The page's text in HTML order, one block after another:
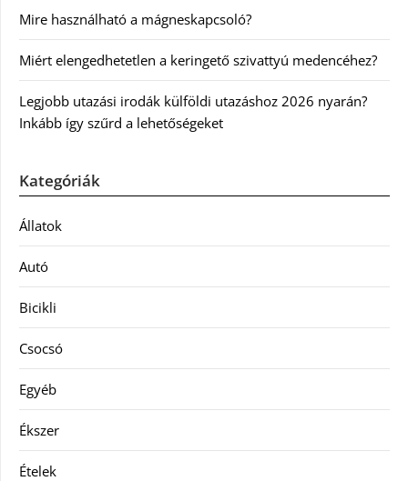
Mire használható a mágneskapcsoló?
Miért elengedhetetlen a keringető szivattyú medencéhez?
Legjobb utazási irodák külföldi utazáshoz 2026 nyarán?
Inkább így szűrd a lehetőségeket
Kategóriák
Állatok
Autó
Bicikli
Csocsó
Egyéb
Ékszer
Ételek